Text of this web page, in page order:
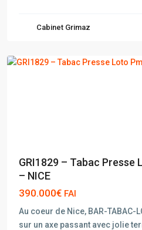
Cabinet Grimaz
GRI1829 – Tabac Presse
– NICE
390.000€ FAI
Au coeur de Nice, BAR-TABAC-
sur un axe passant avec jolie